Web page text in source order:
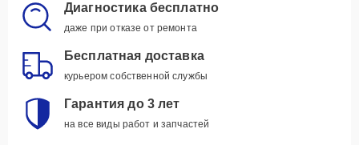
Диагностика бесплатно
даже при отказе от ремонта
Бесплатная доставка
курьером собственной службы
Гарантия до 3 лет
на все виды работ и запчастей